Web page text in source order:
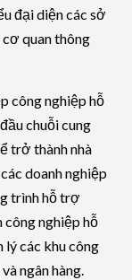
đại diện các sở
cơ quan thông
công nghiệp hỗ
chuỗi cung
trở thành nhà
doanh nghiệp
trình hỗ trợ
công nghiệp hỗ
các khu công
ngân hàng.